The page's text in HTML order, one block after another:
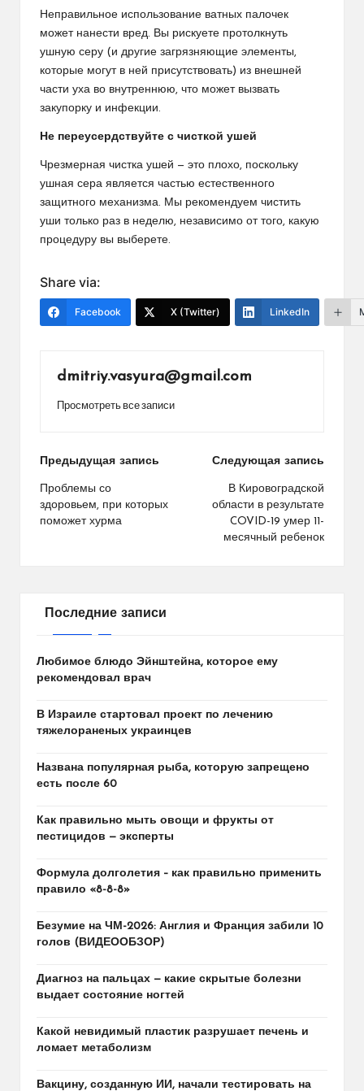
Неправильное использование ватных палочек
может нанести вред. Вы рискуете протолкнуть
ушную серу (и другие загрязняющие элементы,
которые могут в ней присутствовать) из внешней
части уха во внутреннюю, что может вызвать
закупорку и инфекции.
Не переусердствуйте с чисткой ушей
Чрезмерная чистка ушей — это плохо, поскольку
ушная сера является частью естественного
защитного механизма. Мы рекомендуем чистить
уши только раз в неделю, независимо от того, какую
процедуру вы выберете.
Share via:
Facebook X (Twitter) LinkedIn
dmitriy.vasyura@gmail.com
Просмотреть все записи
Навигация
по
записям
Предыдущая запись
Проблемы со
здоровьем, при которых
поможет хурма
Следующая запись
В Кировоградской
области в результате
COVID-19 умер 11-
месячный ребенок
Последние записи
Любимое блюдо Эйнштейна, которое ему
рекомендовал врач
В Израиле стартовал проект по лечению
тяжелораненых украинцев
Названа популярная рыба, которую запрещено
есть после 60
Как правильно мыть овощи и фрукты от
пестицидов — эксперты
Формула долголетия – как правильно применить
правило «8-8-8»
Безумие на ЧМ-2026: Англия и Франция забили 10
голов (ВИДЕООБЗОР)
Диагноз на пальцах — какие скрытые болезни
выдает состояние ногтей
Какой невидимый пластик разрушает печень и
ломает метаболизм
Вакцину, созданную ИИ, начали тестировать на